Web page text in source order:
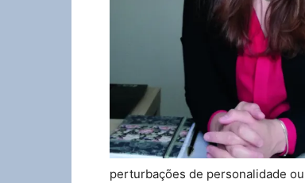
perturbações de personalidade